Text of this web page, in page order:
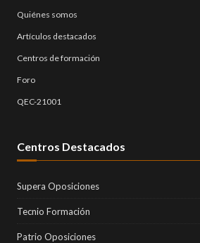
Quiénes somos
Artículos destacados
Centros de formación
Foro
QEC-21001
Centros Destacados
Supera Oposiciones
Tecnio Formación
Patrio Oposiciones